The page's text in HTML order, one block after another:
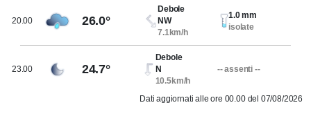
20.00 26.0°
Debole
NW
7.1km/h
1.0 mm
isolate
23.00 24.7°
Debole
N
10.5km/h
-- assenti --
Dati aggiornati alle ore 00.00 del 07/08/2026